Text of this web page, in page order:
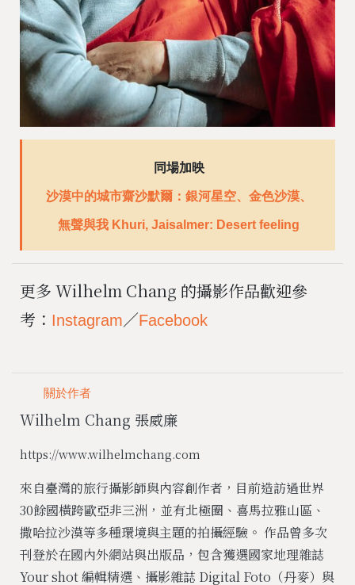
同場加映
沙漠中的城市齋沙默爾：銀河星空、金色沙漠、
無聲與我 Khuri, Jaisalmer: Desert feeling
更多 Wilhelm Chang 的攝影作品歡迎參
考： Instagram／Facebook
關於作者
Wilhelm Chang 張威廉
https://www.wilhelmchang.com
來自臺灣的旅行攝影師與內容創作者，目前造訪過世界
30餘國橫跨歐亞非三洲，並有北極圈、喜馬拉雅山區、
撒哈拉沙漠等多種環境與主題的拍攝經驗。 作品曾多次
刊登於在國內外網站與出版品，包含獲選國家地理雜誌
Your shot 編輯精選、攝影雜誌 Digital Foto（丹麥）與